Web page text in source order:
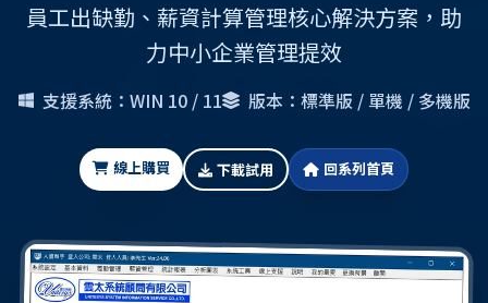
員工出缺勤、薪資計算管理核心解決方案，助
力中小企業管理提效
支援系統：WIN 10 / 11 版本：標準版 / 單機 / 多機版
線上購買 下載試用 回系列首頁